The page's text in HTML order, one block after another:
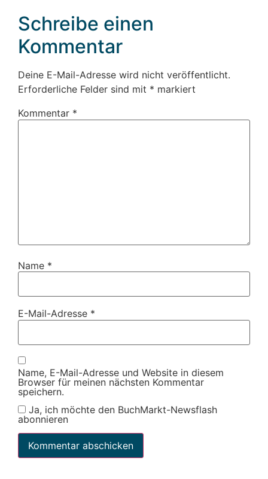
Schreibe einen
Kommentar
Deine E-Mail-Adresse wird nicht veröffentlicht.
Erforderliche Felder sind mit * markiert
Kommentar *
Name *
E-Mail-Adresse *
Name, E-Mail-Adresse und Website in diesem
Browser für meinen nächsten Kommentar
speichern.
Ja, ich möchte den BuchMarkt-Newsflash
abonnieren